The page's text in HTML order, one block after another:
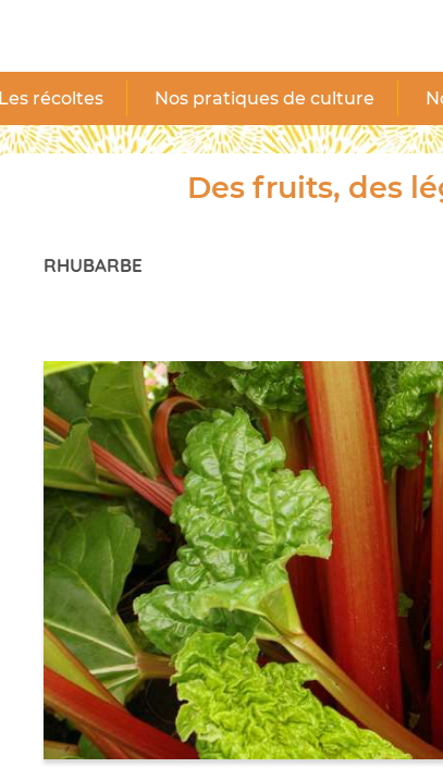
Les récoltes Nos pratiques de culture
Des fruits, des
RHUBARBE